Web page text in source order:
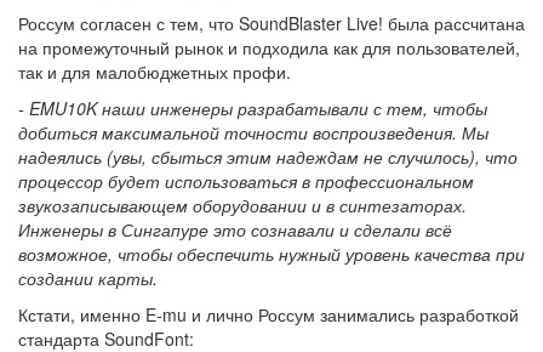
Россум согласен с тем, что SoundBlaster Live! была рассчитана
на промежуточный рынок и подходила как для пользователей,
так и для малобюджетных профи.
- EMU10K наши инженеры разрабатывали с тем, чтобы
добиться максимальной точности воспроизведения. Мы
надеялись (увы, сбыться этим надеждам не случилось), что
процессор будет использоваться в профессиональном
звукозаписывающем оборудовании и в синтезаторах.
Инженеры в Сингапуре это сознавали и сделали всё
возможное, чтобы обеспечить нужный уровень качества при
создании карты.
Кстати, именно E-mu и лично Россум занимались разработкой
стандарта SoundFont: